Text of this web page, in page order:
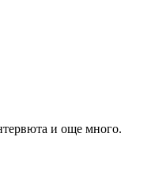
и още много.